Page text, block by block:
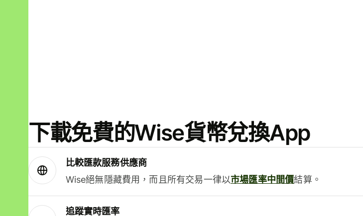
下載免費的Wise貨幣兌換App
比較匯款服務供應商
Wise絕無隱藏費用，而且所有交易一律以市場匯率中間價結算。
追蹤實時匯率